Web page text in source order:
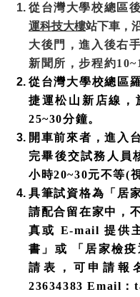
發
刊
專
學
從台灣大學校總區
運科技大樓站下車，
大後門，進入後右
新聞所，步程約
從台灣大學校總區
捷運松山新店線，
25~30分鐘。
開車前來者，進入
完畢後交試務人員
小時20~30元不等(
具筆試資格為「居
請配合留在家中，
真或 E-mail提供
書」或
「居家檢
請表，可申請報
23634383 Email ：